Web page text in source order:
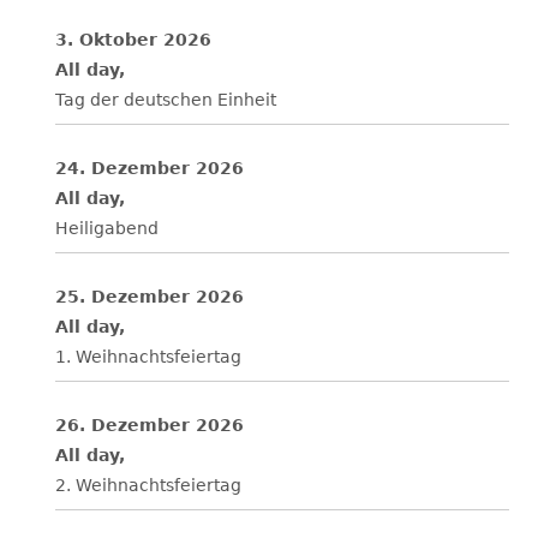
3. Oktober 2026
All day,
Tag der deutschen Einheit
24. Dezember 2026
All day,
Heiligabend
25. Dezember 2026
All day,
1. Weihnachtsfeiertag
26. Dezember 2026
All day,
2. Weihnachtsfeiertag